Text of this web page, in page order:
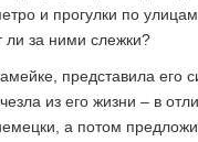
и прогулки по
ли за ними слежки?
представила его
из его жизни – в
а потом